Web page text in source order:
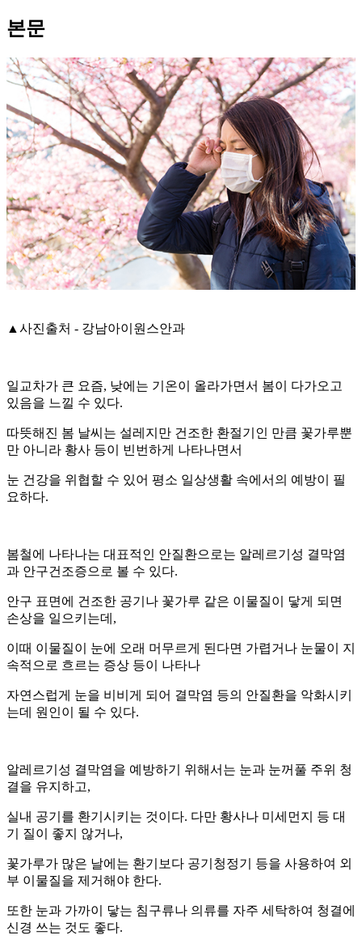
본문
▲ 사진출처 - 강남아이원스안과
일교차가 큰 요즘, 낮에는 기온이 올라가면서 봄이 다가오고
있음을 느낄 수 있다.
따뜻해진 봄 날씨는 설레지만 건조한 환절기인 만큼 꽃가루뿐
만 아니라 황사 등이 빈번하게 나타나면서
눈 건강을 위협할 수 있어 평소 일상생활 속에서의 예방이 필
요하다.
봄철에 나타나는 대표적인 안질환으로는 알레르기성 결막염
과 안구건조증으로 볼 수 있다.
안구 표면에 건조한 공기나 꽃가루 같은 이물질이 닿게 되면
손상을 일으키는데,
이때 이물질이 눈에 오래 머무르게 된다면 가렵거나 눈물이 지
속적으로 흐르는 증상 등이 나타나
자연스럽게 눈을 비비게 되어 결막염 등의 안질환을 악화시키
는데 원인이 될 수 있다.
알레르기성 결막염을 예방하기 위해서는 눈과 눈꺼풀 주위 청
결을 유지하고,
실내 공기를 환기시키는 것이다. 다만 황사나 미세먼지 등 대
기 질이 좋지 않거나,
꽃가루가 많은 날에는 환기보다 공기청정기 등을 사용하여 외
부 이물질을 제거해야 한다.
또한 눈과 가까이 닿는 침구류나 의류를 자주 세탁하여 청결에
신경 쓰는 것도 좋다.